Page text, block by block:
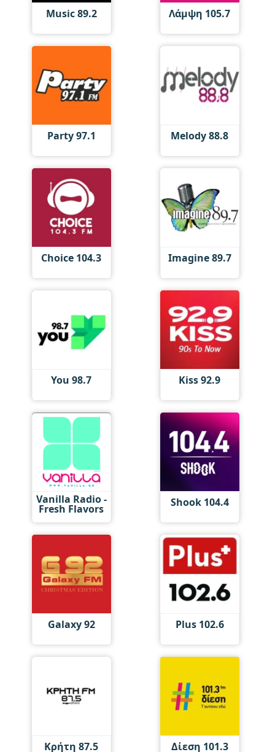
Music 89.2 Λάμψη 105.7
Party 97.1 Melody 88.8
Choice 104.3 Imagine 89.7
You 98.7 Kiss 92.9
Vanilla Radio -
Fresh Flavors Shook 104.4
Galaxy 92 Plus 102.6
Κρήτη 87.5 Δίεση 101.3